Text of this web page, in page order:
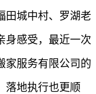
田城中村、罗湖老
身感受，最近一次
家服务有限公司的
落地执行也更顺